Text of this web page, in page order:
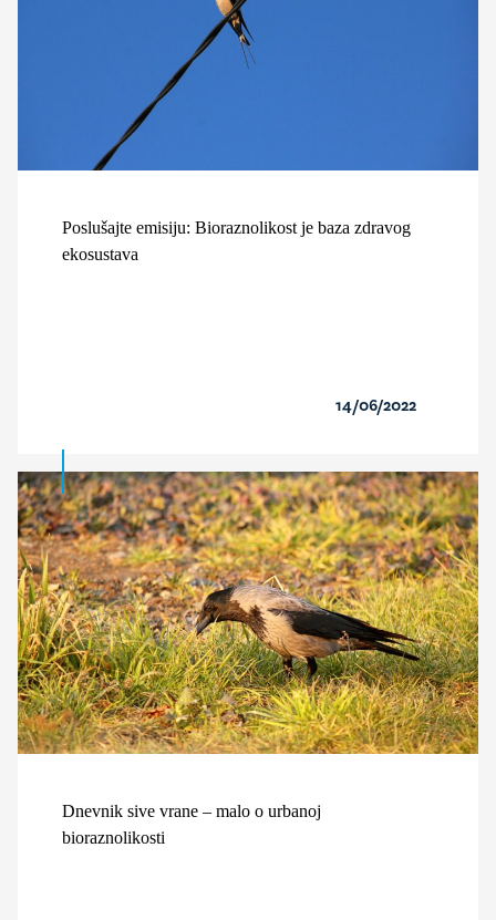
Poslušajte emisiju: Bioraznolikost je baza zdravog
ekosustava
14/06/2022
Dnevnik sive vrane – malo o urbanoj
bioraznolikosti